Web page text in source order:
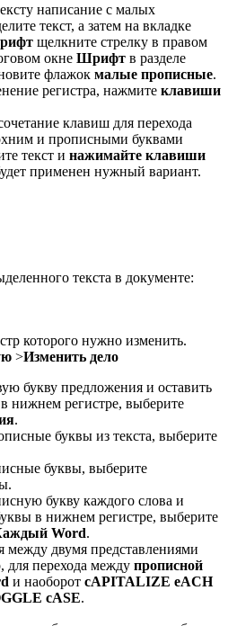
написание с малых
текст, а затем на вкладке
щелкните стрелку в правом
окне Шрифт в разделе
флажок малые прописные.
регистра, нажмите клавиши
клавиш для перехода
и прописными буквами
текст и нажимайте клавиши
применен нужный вариант.
текста в документе:
которого нужно изменить.
>Изменить дело
букву предложения и оставить
нижнем регистре, выберите
.
буквы из текста, выберите
буквы, выберите
букву каждого слова и
в нижнем регистре, выберите
Word.
между двумя представлениями
для перехода между прописной
и наоборот cAPITALIZE eACH
cASE.